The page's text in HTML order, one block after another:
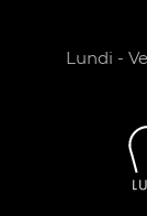
Lundi -